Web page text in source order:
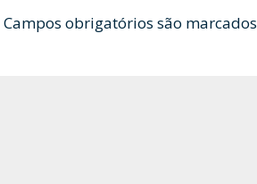
Campos obrigatórios são marcados